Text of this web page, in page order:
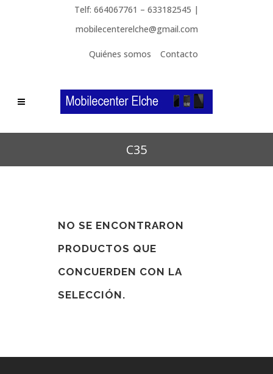
Telf: 664067761 – 633182545 |
mobilecenterelche@gmail.com
Quiénes somos Contacto
C35
NO SE ENCONTRARON
PRODUCTOS QUE
CONCUERDEN CON LA
SELECCIÓN.